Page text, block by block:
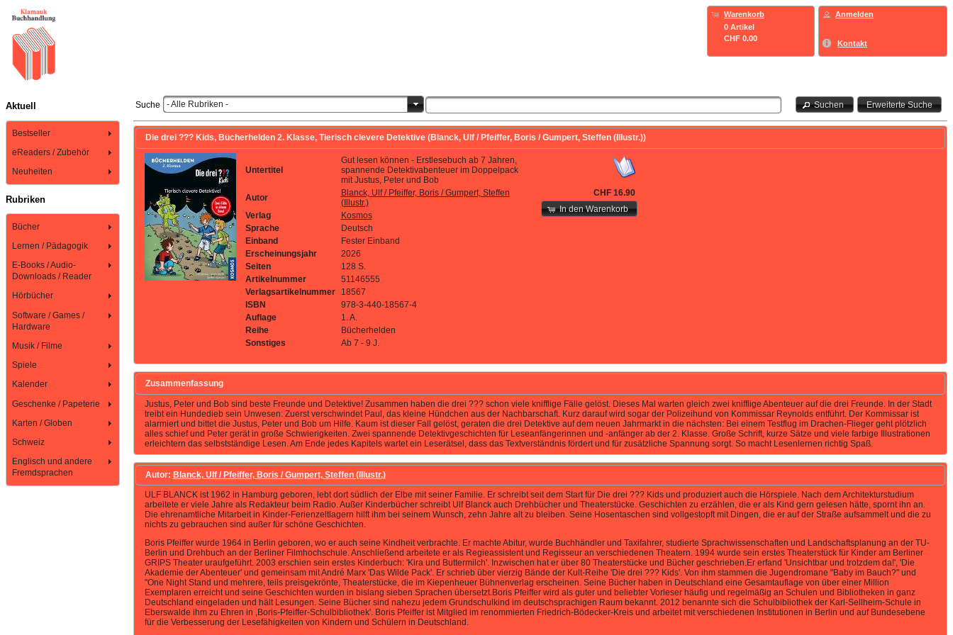
Warenkorb
0 Artikel
CHF 0.00
Anmelden
Kontakt
Aktuell
Bestseller
eReaders / Zubehör
Neuheiten
Rubriken
Bücher
Lernen / Pädagogik
E-Books / Audio-
Downloads / Reader
Hörbücher
Software / Games /
Hardware
Musik / Filme
Spiele
Kalender
Geschenke / Papeterie
Karten / Globen
Schweiz
Englisch und andere
Fremdsprachen
Suche - Alle Rubriken - Suchen Erweiterte Suche
Die drei ??? Kids, Bücherhelden 2. Klasse, Tierisch clevere Detektive (Blanck, Ulf / Pfeiffer, Boris / Gumpert, Steffen (Illustr.))
Untertitel
Gut lesen können - Erstlesebuch ab 7 Jahren,
spannende Detektivabenteuer im Doppelpack
mit Justus, Peter und Bob
Autor
Blanck, Ulf / Pfeiffer, Boris / Gumpert, Steffen
(Illustr.)
Verlag
Kosmos
Sprache
Deutsch
Einband
Fester Einband
Erscheinungsjahr
2026
Seiten
128 S.
Artikelnummer
51146555
Verlagsartikelnummer
18567
ISBN
978-3-440-18567-4
Auflage
1. A.
Reihe
Bücherhelden
Sonstiges
Ab 7 - 9 J.
CHF 16.90
In den Warenkorb
Zusammenfassung
Justus, Peter und Bob sind beste Freunde und Detektive! Zusammen haben die drei ??? schon viele knifflige Fälle gelöst. Dieses Mal warten gleich zwei knifflige Abenteuer auf die drei Freunde. In der Stadt
treibt ein Hundedieb sein Unwesen: Zuerst verschwindet Paul, das kleine Hündchen aus der Nachbarschaft. Kurz darauf wird sogar der Polizeihund von Kommissar Reynolds entführt. Der Kommissar ist
alarmiert und bittet die Justus, Peter und Bob um Hilfe. Kaum ist dieser Fall gelöst, geraten die drei Detektive auf dem neuen Jahrmarkt in die nächsten: Bei einem Testflug im Drachen-Flieger geht plötzlich
alles schief und Peter gerät in große Schwierigkeiten. Zwei spannende Detektivgeschichten für Leseanfängerinnen und -anfänger ab der 2. Klasse. Große Schrift, kurze Sätze und viele farbige Illustrationen
erleichtern das selbstständige Lesen. Am Ende jedes Kapitels wartet ein Leserätsel, dass das Textverständnis fördert und für zusätzliche Spannung sorgt. So macht Lesenlernen richtig Spaß.
Autor: Blanck, Ulf / Pfeiffer, Boris / Gumpert, Steffen (Illustr.)
ULF BLANCK ist 1962 in Hamburg geboren, lebt dort südlich der Elbe mit seiner Familie. Er schreibt seit dem Start für Die drei ??? Kids und produziert auch die Hörspiele. Nach dem Architekturstudium
arbeitete er viele Jahre als Redakteur beim Radio. Außer Kinderbücher schreibt Ulf Blanck auch Drehbücher und Theaterstücke. Geschichten zu erzählen, die er als Kind gern gelesen hätte, spornt ihn an.
Die ehrenamtliche Mitarbeit in Kinder-Ferienzeltlagern hilft ihm bei seinem Wunsch, zehn Jahre alt zu bleiben. Seine Hosentaschen sind vollgestopft mit Dingen, die er auf der Straße aufsammelt und die zu
nichts zu gebrauchen sind außer für schöne Geschichten.
Boris Pfeiffer wurde 1964 in Berlin geboren, wo er auch seine Kindheit verbrachte. Er machte Abitur, wurde Buchhändler und Taxifahrer, studierte Sprachwissenschaften und Landschaftsplanung an der TU-
Berlin und Drehbuch an der Berliner Filmhochschule. Anschließend arbeitete er als Regieassistent und Regisseur an verschiedenen Theatern. 1994 wurde sein erstes Theaterstück für Kinder am Berliner
GRIPS Theater uraufgeführt. 2003 erschien sein erstes Kinderbuch: 'Kira und Buttermilch'. Inzwischen hat er über 80 Theaterstücke und Bücher geschrieben.Er erfand 'Unsichtbar und trotzdem da!', 'Die
Akademie der Abenteuer' und gemeinsam mit André Marx 'Das Wilde Pack'. Er schrieb über vierzig Bände der Kult-Reihe 'Die drei ??? Kids'. Von ihm stammen die Jugendromane "Baby im Bauch?" und
"One Night Stand und mehrere, teils preisgekrönte, Theaterstücke, die im Kiepenheuer Bühnenverlag erscheinen. Seine Bücher haben in Deutschland eine Gesamtauflage von über einer Million
Exemplaren erreicht und seine Geschichten wurden in bislang sieben Sprachen übersetzt.Boris Pfeiffer wird als guter und beliebter Vorleser häufig und regelmäßig an Schulen und Bibliotheken in ganz
Deutschland eingeladen und hält Lesungen. Seine Bücher sind nahezu jedem Grundschulkind im deutschsprachigen Raum bekannt. 2012 benannte sich die Schulbibliothek der Karl-Sellheim-Schule in
Eberswalde ihm zu Ehren in ,Boris-Pfeiffer-Schulbibliothek'. Boris Pfeiffer ist Mitglied im renommierten Friedrich-Bödecker-Kreis und arbeitet mit verschiedenen Institutionen in Berlin und auf Bundesebene
für die Verbesserung der Lesefähigkeiten von Kindern und Schülern in Deutschland.